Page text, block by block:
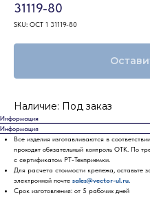
31119-80
SKU: ОСТ 1 31119-80
Наличие: Под заказ
Информация
Информация
Все изделия изготавливаются в
проходят обязательный контроль ОТК. По
с сертификатом РТ-Техприемки.
Для расчета стоимости крепежа, оставьте
электронной почте sales@vector-ul.ru.
Срок изготовления: от 5 рабочих дней